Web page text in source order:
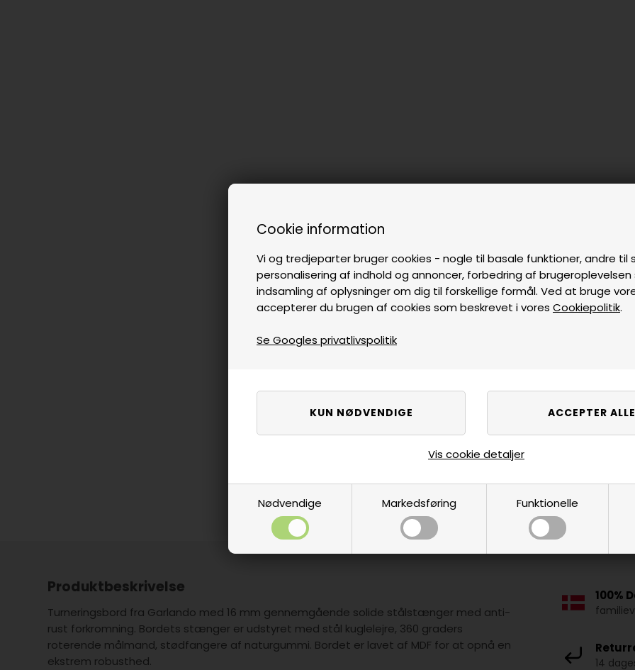
Cookie information
Vi og tredjeparter bruger cookies - nogle til basale funktioner, andre til
personalisering af indhold og annoncer, forbedring af
indsamling af oplysninger om dig til forskellige formål. Ved at bruge
accepterer du brugen af cookies som beskrevet i vores Cookiepolitik.
Se Googles privatlivspolitik
Nødvendige Markedsføring Funktionelle
Vis cookie detaljer
Produktbeskrivelse
Turneringsbord fra Garlando med 16 mm gennemgående solide stålstænger med anti-
rust forkromning. Bordets stænger er udstyret med stål kuglelejre, 360 graders
roterende målmand, stødfangere af naturgummi. Bordet er lavet af MDF for at opnå en
ekstrem robusthed.
100%
14